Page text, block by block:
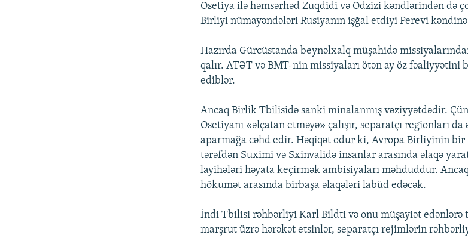
Osetiya ilə həmsərhəd Zuqdidi və Odzizi kəndlərindən də
Birliyi nümayəndələri Rusiyanın işğal etdiyi Perevi
Hazırda Gürcüstanda beynəlxalq müşahidə
qalır. ATƏT və BMT-nin missiyaları ötən ay öz fəaliyyətini
ediblər.
Ancaq Birlik Tbilisidə sanki minalanmış vəziyyətdədir.
Osetiyanı «əlçatan etməyə» çalışır, separatçı regionları
aparmağa cəhd edir. Həqiqət odur ki, Avropa Birliyinin
tərəfdən Suximi və Sxinvalidə insanlar arasında əlaqə
layihələri həyata keçirmək ambisiyaları məhduddur.
hökumət arasında birbaşa əlaqələri labüd edəcək.
İndi Tbilisi rəhbərliyi Karl Bildti və onu müşayiət edənlərə
marşrut üzrə hərəkət etsinlər, separatçı rejimlərin